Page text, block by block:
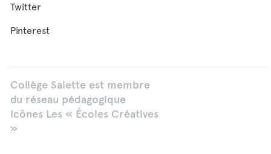
Twitter
Pinterest
Collège Salette est membre
du réseau pédagogique
Icônes Les « Écoles Créatives
»